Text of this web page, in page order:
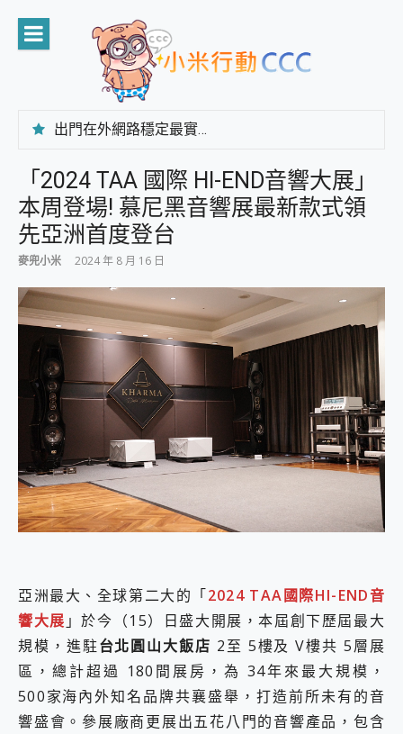
content
出門在外網路穩定最實在 「台灣大哥大」榮獲 4G/5G 在線率全球 NO.3 全台第一與全台六冠王實測心得，走到哪順到哪！
CP 值天花板~ Bongcom BS5 足球君開箱~ 短焦投影機 3千元就能擁有！ 折扣碼在這～
專為 PC上的 XBOX和掌機設計的 FireCuda X1070 SSD 固態硬碟開箱 評測
台灣製攝影機在這裡，100%全無線設計 SpotCam Solo Eco 太陽能防水雲端攝影機 SpotCam Solo 3 2.5K高畫質戶外攝影機 開箱 評測
AI 支付 一錶搞定大小事 Xiaomi Watch 5 開箱 評測
超驚艷 讓人一眼就愛上 LENOVO 聯想 Yoga Book 9 14吋 AI輕薄筆電 開箱 評測
美到讓人超想擁有 moto pad 60 系列 與 Moto | Swarovski razr 60 冰藍限定版本 開箱 評測
好用的 EaseUS Partition Master 讓您輕鬆的移除與格式化有防寫保護的隨身碟或SD卡
一鍵修復模糊影片、舊照的 AI 好幫手! VideoProc Converter AI 新版全解析 × 年末優惠，一篇全看懂
小朋友才做選擇 投影機 RGB藍牙音響 氛圍情境燈 我通通都要！ Starfish 2 幻彩膠囊投影機｜結合「 智慧投影 & 煥彩流動 」的沈浸式生活新體驗
外型超吸晴~ 給您絕佳操控體驗 GravaStar Mercury K1 系列 異星機械鍵盤與 Mercury X 系列 輕量無線電競滑鼠 開箱 評測
DJI Osmo Pocket 3 爽爽帶回家 歡慶 EaseUS 21 週年到來，「Slogan 海報徵稿活動」好康大放送
寶可夢飛人外掛iToolab AnyGo全新升級，GO Fest 五折優惠嗨翻天！支援 iOS/Android！
COMPUTEX 2025 來囉！AGI亞奇雷 AI・Gaming・創作儲存方案登場，趕快來AGI亞奇雷挑戰任務抽 PS5！
自帶線的 有線無線都能充 ONPRO MagReact M5 10000mAh 5合1 磁吸無線急速行動電源 開箱 評測
飛利浦 JS7310 ⚡【電急便｜行動儲能救車電源】 可靠的旅行夥伴！帶給您優異的安全性與強大供電效能
是螢幕也是電視! 一機超多用途「MSI微星 Modern MD272UPSW 27型」 4K IPS 輕薄商用智慧聯網螢幕 開箱 評測
您的專屬AI 助手 Yoga Slim 7 Aura Edition 觸控AI筆電 開箱 評測
realme 14 Pro 超硬軍規、冰感變色實測，realme 14 5G 遊戲戰鬥值爆表，效能x娛樂全都要！
iPhone、Apple Watch、AirPods耳機 三個設備充電一起搞定 ONPRO MagReact™ M3 3 in 1可攜摺疊無線充電器 開箱 評測
動靜皆宜「HUAWEI FreeArc」開放式耳掛耳機，無感配戴! 超穩超服貼，音質、通話也很優質
「2024 TAA 國際 HI-END音響大展」
本周登場! 慕尼黑音響展最新款式領
先亞洲首度登台
麥兜小米 2024 年 8 月 16 日
亞洲最大、全球第二大的「2024 TAA國際HI-END音
響大展 」於今（15）日盛大開展，本屆創下歷屆最大
規模，進駐台北圓山大飯店 2至 5樓及 V樓共 5層展
區，總計超過 180間展房，為 34年來最大規模，
500家海內外知名品牌共襄盛舉，打造前所未有的音
響盛會。參展廠商更展出五花八門的音響產品，包含